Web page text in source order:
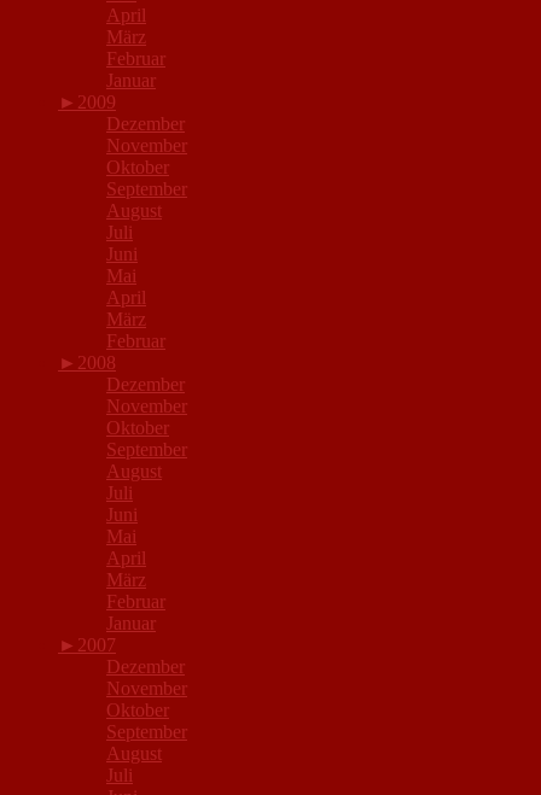
April
März
Februar
Januar
► 2009
Dezember
November
Oktober
September
August
Juli
Juni
Mai
April
März
Februar
► 2008
Dezember
November
Oktober
September
August
Juli
Juni
Mai
April
März
Februar
Januar
► 2007
Dezember
November
Oktober
September
August
Juli